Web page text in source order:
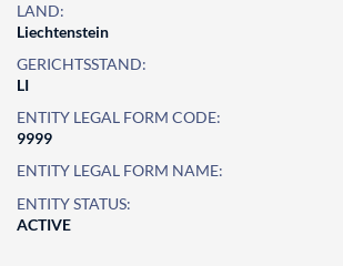
LAND:
Liechtenstein
GERICHTSSTAND:
LI
ENTITY LEGAL FORM CODE:
9999
ENTITY LEGAL FORM NAME:
ENTITY STATUS:
ACTIVE